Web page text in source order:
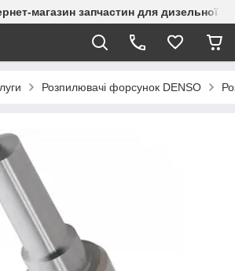
магазин запчастин для дизельної
Розпилювачі форсунок DENSO